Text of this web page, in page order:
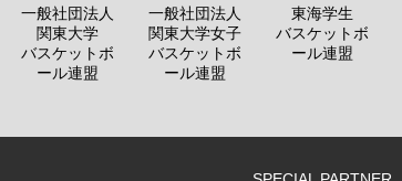
一般社団法人
関東大学
バスケットボ
ール連盟
一般社団法人
関東大学女子
バスケットボ
ール連盟
東海学生
バスケットボ
ール連盟